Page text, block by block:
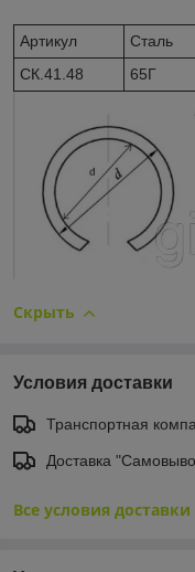
Артикул Сталь
CК.41.48
65Г
Скрыть
Условия доставки
Транспортная
Доставка
Все условия доставки